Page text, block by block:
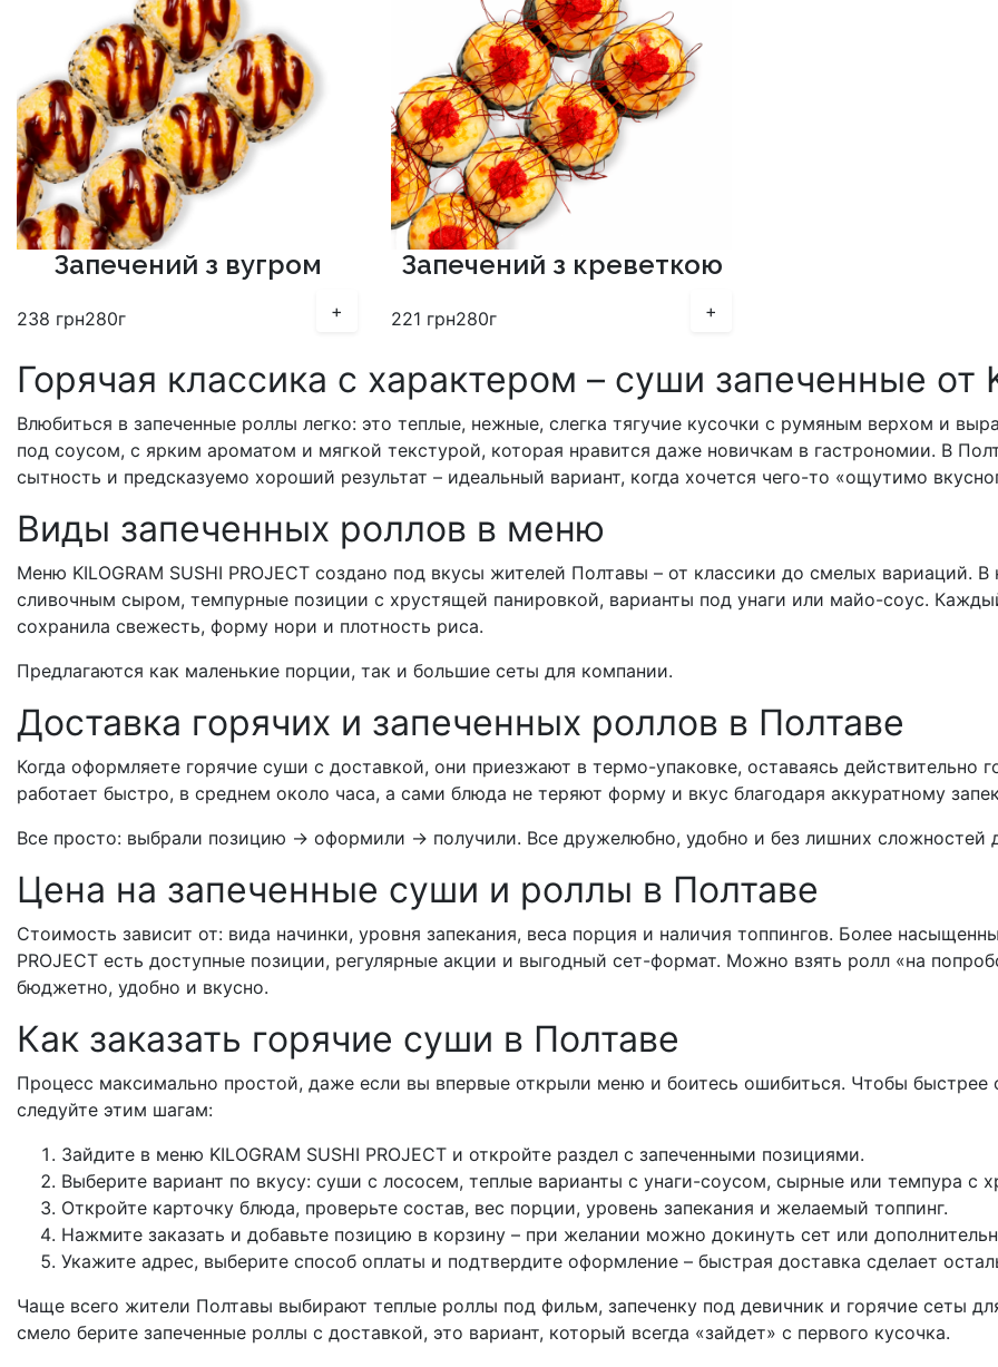
Запечений з вугром
238 грн280г +
Запечений з креветкою
221 грн280г +
Горячая классика с характером – суши запеченные от
Влюбиться в запеченные роллы легко: это теплые, нежные, слегка тягучие кусочки с румяным верхом и
под соусом, с ярким ароматом и мягкой текстурой, которая нравится даже новичкам в гастрономии. В
сытность и предсказуемо хороший результат – идеальный вариант, когда хочется чего-то «ощутимо
Виды запеченных роллов в меню
Меню KILOGRAM SUSHI PROJECT создано под вкусы жителей Полтавы – от классики до смелых вариаций.
сливочным сыром, темпурные позиции с хрустящей панировкой, варианты под унаги или майо-соус.
сохранила свежесть, форму нори и плотность риса.
Предлагаются как маленькие порции, так и большие сеты для компании.
Доставка горячих и запеченных роллов в Полтаве
Когда оформляете горячие суши с доставкой, они приезжают в термо-упаковке, оставаясь
работает быстро, в среднем около часа, а сами блюда не теряют форму и вкус благодаря аккуратному
Все просто: выбрали позицию → оформили → получили. Все дружелюбно, удобно и без лишних сложностей
Цена на запеченные суши и роллы в Полтаве
Стоимость зависит от: вида начинки, уровня запекания, веса порция и наличия топпингов. Более
PROJECT есть доступные позиции, регулярные акции и выгодный сет-формат. Можно взять ролл «на
бюджетно, удобно и вкусно.
Как заказать горячие суши в Полтаве
Процесс максимально простой, даже если вы впервые открыли меню и боитесь ошибиться. Чтобы быстрее
следуйте этим шагам:
Зайдите в меню KILOGRAM SUSHI PROJECT и откройте раздел с запеченными позициями.
Выберите вариант по вкусу: суши с лососем, теплые варианты с унаги-соусом, сырные или темпура с
Откройте карточку блюда, проверьте состав, вес порции, уровень запекания и желаемый топпинг.
Нажмите заказать и добавьте позицию в корзину – при желании можно докинуть сет или
Укажите адрес, выберите способ оплаты и подтвердите оформление – быстрая доставка сделает
Чаще всего жители Полтавы выбирают теплые роллы под фильм, запеченку под девичник и горячие сеты
смело берите запеченные роллы с доставкой, это вариант, который всегда «зайдет» с первого кусочка.